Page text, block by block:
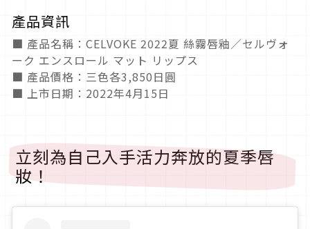
產品資訊
■ 產品名稱：CELVOKE 2022夏 絲霧唇釉／セルヴォ
ーク エンスロール マット リップス
■ 產品價格：三色各3,850日圓
■ 上市日期：2022年4月15日
立刻為自己入手活力奔放的夏季唇
妝！